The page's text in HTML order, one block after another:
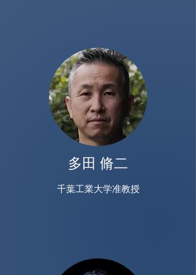
多田 脩二
千葉工業大学准教授